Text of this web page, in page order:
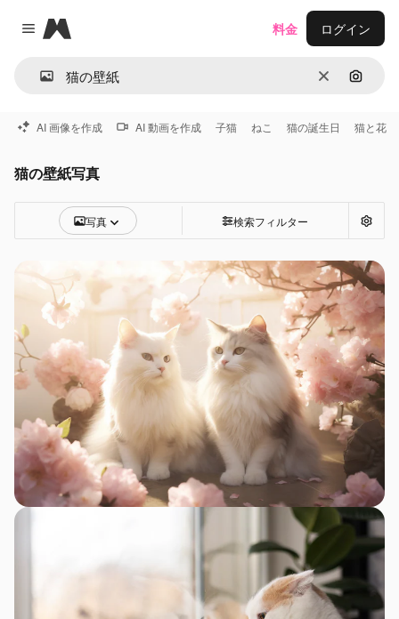
Close menu
Magnific
消去 画像で
料金 ログイン
AI 画像を作成 AI 動画を作成 子猫 ねこ 猫の誕生日 猫と花
猫の壁紙写真
写真 検索フィルター